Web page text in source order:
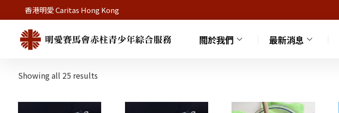
香港明愛 Caritas Hong Kong
關於我們 最新消息
Showing all 25 results